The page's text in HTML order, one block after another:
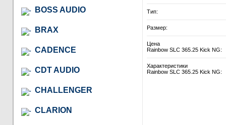
BOSS AUDIO
BRAX
CADENCE
CDT AUDIO
CHALLENGER
CLARION
Тип:
Размер:
Цена
Rainbow SLC 365.25 Kick NG:
Характеристики
Rainbow SLC 365.25 Kick NG: